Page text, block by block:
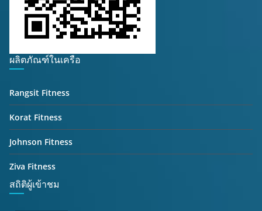
ผลิตภัณฑ์ในเครือ
Rangsit Fitness
Korat Fitness
Johnson Fitness
Ziva Fitness
สถิติผู้เข้าชม